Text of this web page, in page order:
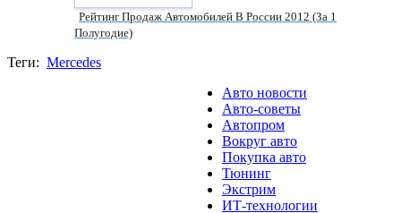
Рейтинг Продаж Автомобилей В России 2012 (за 1
Полугодие)
Теги: Mercedes
Авто новости
Авто-советы
Автопром
Вокруг авто
Покупка авто
Тюнинг
Экстрим
ИТ-технологии